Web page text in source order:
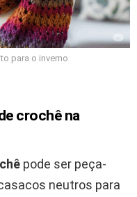
para o inverno
crochê na
pode ser peça-
neutros para